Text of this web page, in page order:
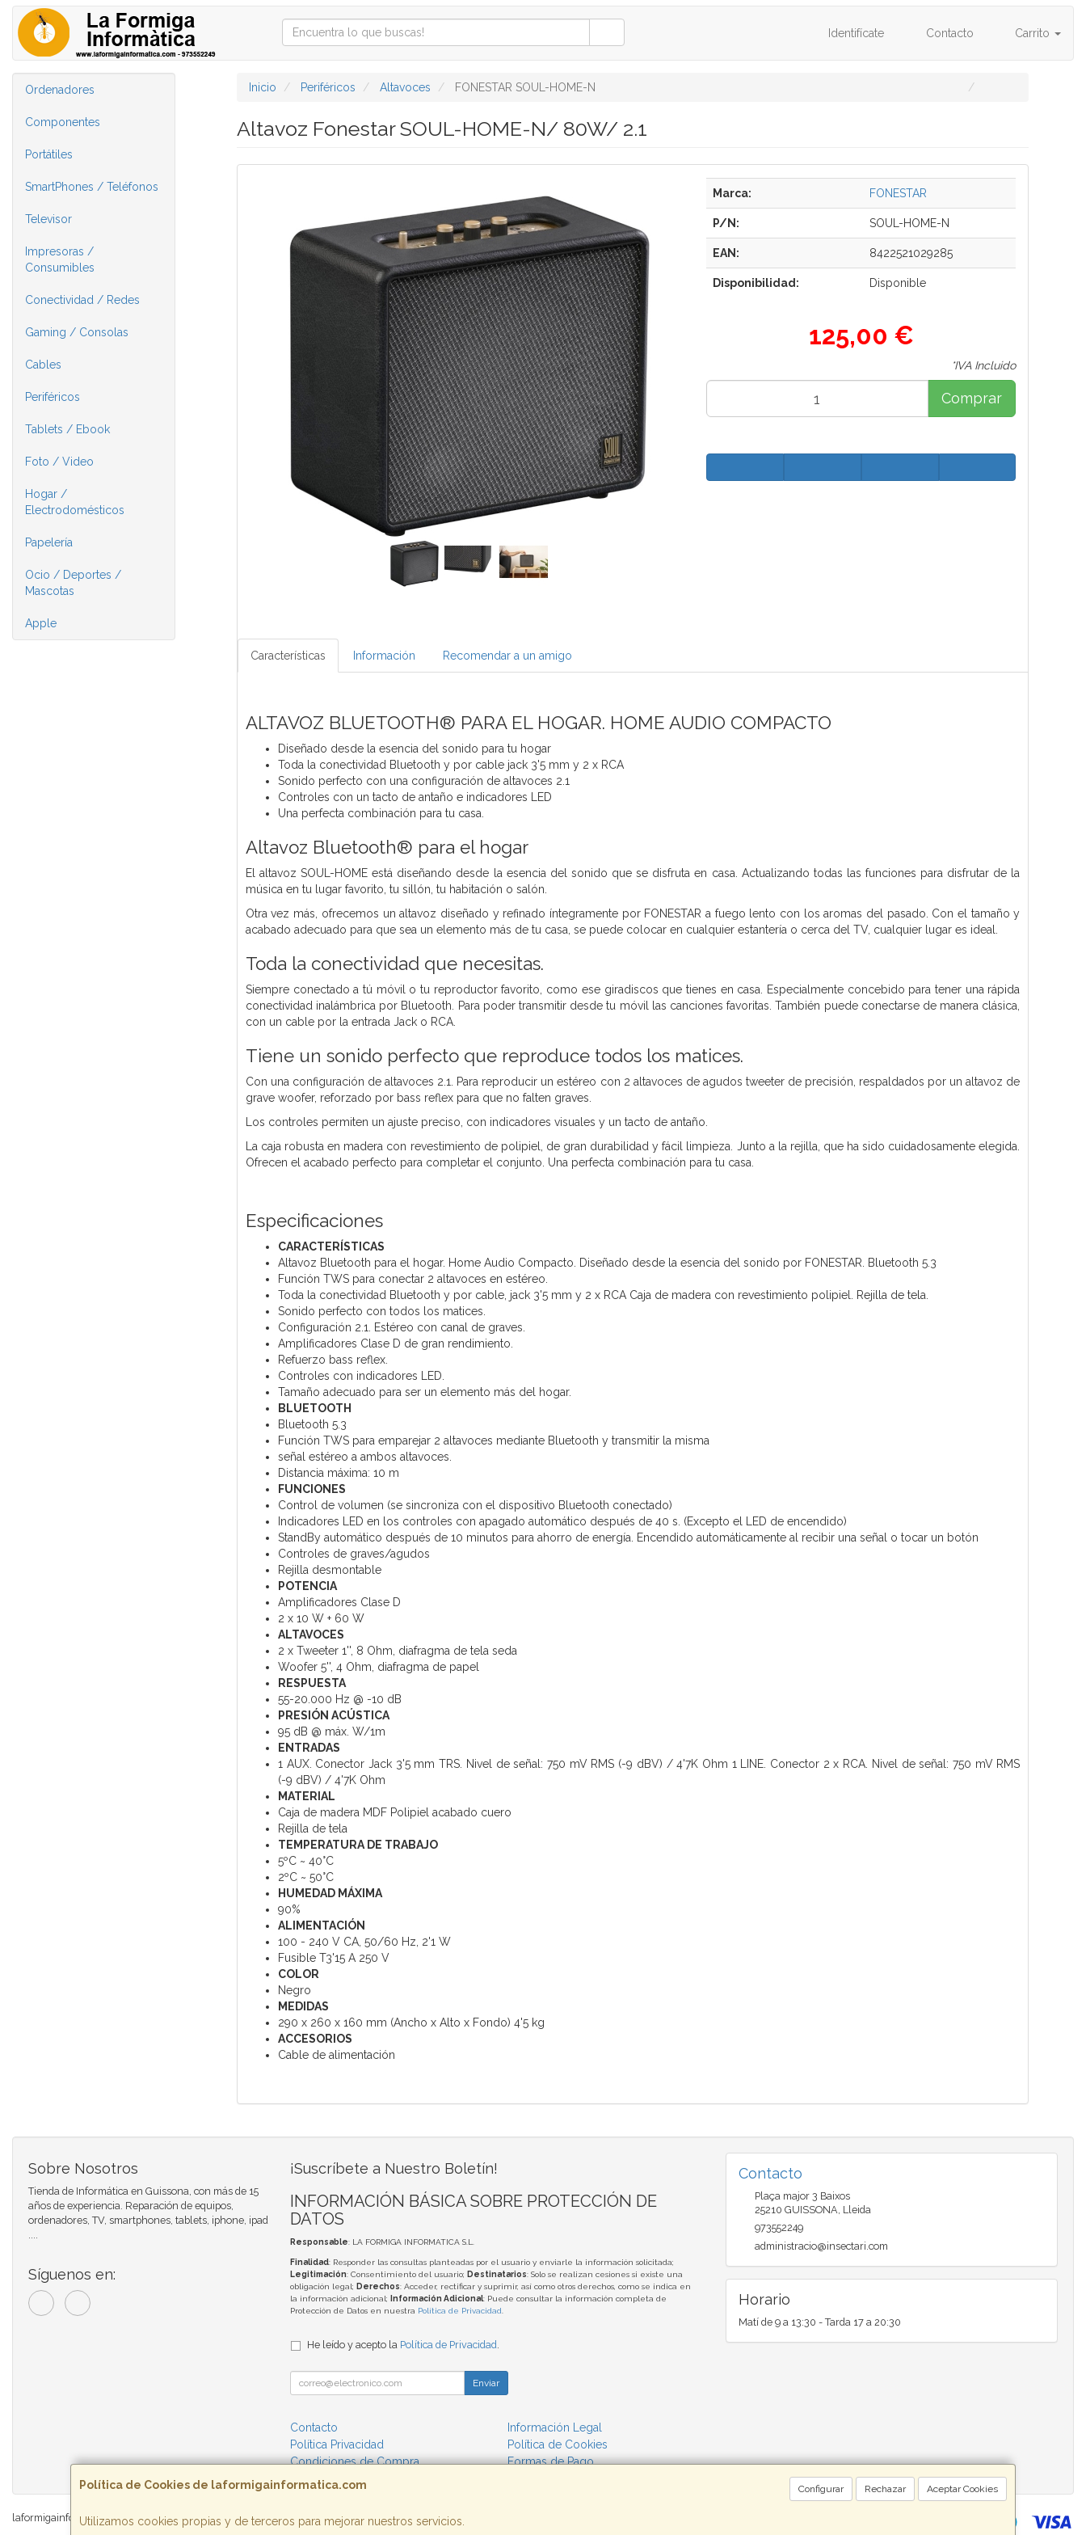
Identifícate Contacto Carrito
Ordenadores
Componentes
Portátiles
SmartPhones / Teléfonos
Televisor
Impresoras /
Consumibles
Conectividad / Redes
Gaming / Consolas
Cables
Periféricos
Tablets / Ebook
Foto / Video
Hogar /
Electrodomésticos
Papelería
Ocio / Deportes /
Mascotas
Apple
Inicio Periféricos Altavoces FONESTAR SOUL-HOME-N
Altavoz Fonestar SOUL-HOME-N/ 80W/ 2.1
Marca: FONESTAR
P/N: SOUL-HOME-N
EAN: 8422521029285
Disponibilidad: Disponible
125,00 €
*IVA Incluido
Comprar
Características Información Recomendar a un amigo
ALTAVOZ BLUETOOTH® PARA EL HOGAR. HOME AUDIO COMPACTO
Diseñado desde la esencia del sonido para tu hogar
Toda la conectividad Bluetooth y por cable jack 3'5 mm y 2 x RCA
Sonido perfecto con una configuración de altavoces 2.1
Controles con un tacto de antaño e indicadores LED
Una perfecta combinación para tu casa.
Altavoz Bluetooth® para el hogar
El altavoz SOUL-HOME está diseñando desde la esencia del sonido que se disfruta en casa. Actualizando todas las funciones para disfrutar de la
música en tu lugar favorito, tu sillón, tu habitación o salón.
Otra vez más, ofrecemos un altavoz diseñado y refinado íntegramente por FONESTAR a fuego lento con los aromas del pasado. Con el tamaño y
acabado adecuado para que sea un elemento más de tu casa, se puede colocar en cualquier estantería o cerca del TV, cualquier lugar es ideal.
Toda la conectividad que necesitas.
Siempre conectado a tú móvil o tu reproductor favorito, como ese giradiscos que tienes en casa. Especialmente concebido para tener una rápida
conectividad inalámbrica por Bluetooth. Para poder transmitir desde tu móvil las canciones favoritas. También puede conectarse de manera clásica,
con un cable por la entrada Jack o RCA.
Tiene un sonido perfecto que reproduce todos los matices.
Con una configuración de altavoces 2.1. Para reproducir un estéreo con 2 altavoces de agudos tweeter de precisión, respaldados por un altavoz de
grave woofer, reforzado por bass reflex para que no falten graves.
Los controles permiten un ajuste preciso, con indicadores visuales y un tacto de antaño.
La caja robusta en madera con revestimiento de polipiel, de gran durabilidad y fácil limpieza. Junto a la rejilla, que ha sido cuidadosamente elegida.
Ofrecen el acabado perfecto para completar el conjunto. Una perfecta combinación para tu casa.
Especificaciones
CARACTERÍSTICAS
Altavoz Bluetooth para el hogar. Home Audio Compacto. Diseñado desde la esencia del sonido por FONESTAR. Bluetooth 5.3
Función TWS para conectar 2 altavoces en estéreo.
Toda la conectividad Bluetooth y por cable, jack 3'5 mm y 2 x RCA Caja de madera con revestimiento polipiel. Rejilla de tela.
Sonido perfecto con todos los matices.
Configuración 2.1. Estéreo con canal de graves.
Amplificadores Clase D de gran rendimiento.
Refuerzo bass reflex.
Controles con indicadores LED.
Tamaño adecuado para ser un elemento más del hogar.
BLUETOOTH
Bluetooth 5.3
Función TWS para emparejar 2 altavoces mediante Bluetooth y transmitir la misma
señal estéreo a ambos altavoces.
Distancia máxima: 10 m
FUNCIONES
Control de volumen (se sincroniza con el dispositivo Bluetooth conectado)
Indicadores LED en los controles con apagado automático después de 40 s. (Excepto el LED de encendido)
StandBy automático después de 10 minutos para ahorro de energía. Encendido automáticamente al recibir una señal o tocar un botón
Controles de graves/agudos
Rejilla desmontable
POTENCIA
Amplificadores Clase D
2 x 10 W + 60 W
ALTAVOCES
2 x Tweeter 1'', 8 Ohm, diafragma de tela seda
Woofer 5'', 4 Ohm, diafragma de papel
RESPUESTA
55-20.000 Hz @ -10 dB
PRESIÓN ACÚSTICA
95 dB @ máx. W/1m
ENTRADAS
1 AUX. Conector Jack 3'5 mm TRS. Nivel de señal: 750 mV RMS (-9 dBV) / 4'7K Ohm 1 LINE. Conector 2 x RCA. Nivel de señal: 750 mV RMS
(-9 dBV) / 4'7K Ohm
MATERIAL
Caja de madera MDF Polipiel acabado cuero
Rejilla de tela
TEMPERATURA DE TRABAJO
5ºC ~ 40°C
2ºC ~ 50°C
HUMEDAD MÁXIMA
90%
ALIMENTACIÓN
100 - 240 V CA, 50/60 Hz, 2'1 W
Fusible T3'15 A 250 V
COLOR
Negro
MEDIDAS
290 x 260 x 160 mm (Ancho x Alto x Fondo) 4'5 kg
ACCESORIOS
Cable de alimentación
Política de Cookies de laformigainformatica.com Configurar Rechazar Aceptar Cookies
Utilizamos cookies propias y de terceros para mejorar nuestros servicios.
Sobre Nosotros
Tienda de Informática en Guissona, con más de 15
años de experiencia. Reparación de equipos,
ordenadores, TV, smartphones, tablets, iphone, ipad
....
Síguenos en:
¡Suscríbete a Nuestro Boletín!
INFORMACIÓN BÁSICA SOBRE PROTECCIÓN DE
DATOS
Responsable: LA FORMIGA INFORMATICA S.L.
Finalidad: Responder las consultas planteadas por el usuario y enviarle la información solicitada;
Legitimación: Consentimiento del usuario; Destinatarios: Solo se realizan cesiones si existe una
obligación legal; Derechos: Acceder, rectificar y suprimir, así como otros derechos, como se indica en
la información adicional;
Información Adicional: Puede consultar la información completa de
Protección de Datos en nuestra Política de Privacidad.
He leído y acepto la Política de Privacidad.
Enviar
Contacto
Información Legal
Política Privacidad
Política de Cookies
Condiciones de Compra
Formas de Pago
Contacto
Plaça major 3 Baixos
25210 GUISSONA, Lleida
973552249
administracio@insectari.com
Horario
Matí de 9 a 13:30 - Tarda 17 a 20:30
laformigainformatica.com © 2026